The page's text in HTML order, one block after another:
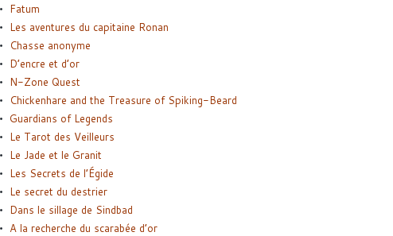
Fatum
Les aventures du capitaine Ronan
Chasse anonyme
D’encre et d’or
N-Zone Quest
Chickenhare and the Treasure of Spiking-Beard
Guardians of Legends
Le Tarot des Veilleurs
Le Jade et le Granit
Les Secrets de l’Égide
Le secret du destrier
Dans le sillage de Sindbad
A la recherche du scarabée d’or